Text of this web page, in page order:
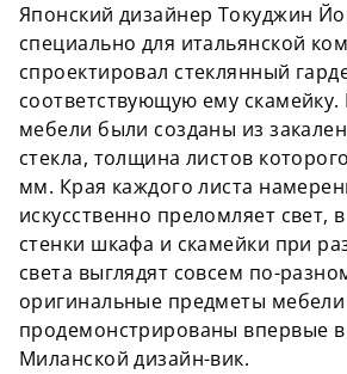
Японский дизайнер Токуджин
специально для итальянской
спроектировал стеклянный
соответствующую ему
мебели были созданы из
стекла, толщина листов
мм. Края каждого листа
искусственно преломляет свет,
стенки шкафа и скамейки при
света выглядят совсем по-
оригинальные предметы
продемонстрированы впервые
Миланской дизайн-вик.